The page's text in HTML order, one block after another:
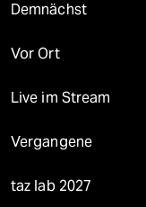
Demnächst
Vor Ort
Live im Stream
Vergangene
taz lab 2027